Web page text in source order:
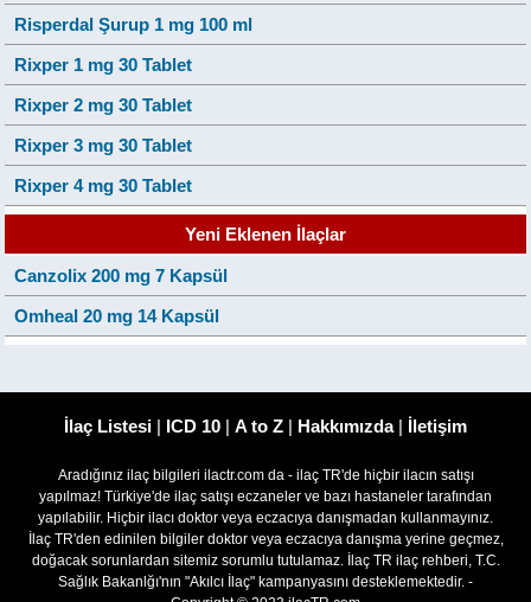
Risperdal Şurup 1 mg 100 ml
Rixper 1 mg 30 Tablet
Rixper 2 mg 30 Tablet
Rixper 3 mg 30 Tablet
Rixper 4 mg 30 Tablet
Yeni Eklenen İlaçlar
Canzolix 200 mg 7 Kapsül
Omheal 20 mg 14 Kapsül
İlaç Listesi | ICD 10 | A to Z | Hakkımızda| İletişim
Aradığınız ilaç bilgileri ilactr.com da - ilaç TR'de hiçbir ilacın satışı
yapılmaz! Türkiye'de ilaç satışı eczaneler ve bazı hastaneler tarafından
yapılabilir. Hiçbir ilacı doktor veya eczacıya danışmadan kullanmayınız.
İlaç TR'den edinilen bilgiler doktor veya eczacıya danışma yerine geçmez,
doğacak sorunlardan sitemiz sorumlu tutulamaz. İlaç TR ilaç rehberi, T.C.
Sağlık Bakanlğı'nın "Akılcı İlaç" kampanyasını desteklemektedir. -